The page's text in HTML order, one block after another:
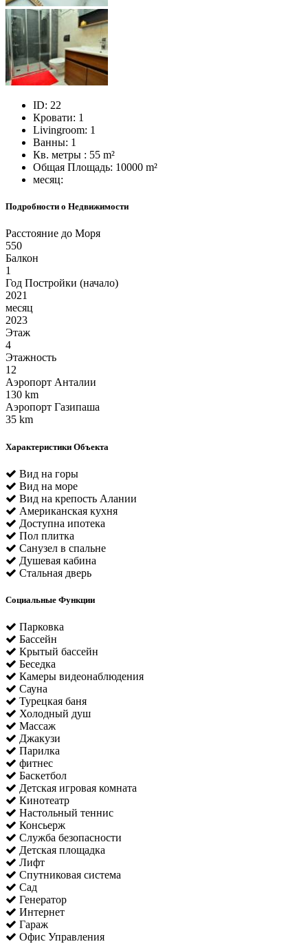
ID: 22
Кровати: 1
Livingroom: 1
Ванны: 1
Кв. метры : 55 m²
Общая Площадь: 10000 m²
месяц:
Подробности о Недвижимости
Расстояние до Моря
550
Балкон
1
Год Постройки (начало)
2021
месяц
2023
Этаж
4
Этажность
12
Аэропорт Анталии
130 km
Аэропорт Газипаша
35 km
Характеристики Объекта
Вид на горы
Вид на море
Вид на крепость Алании
Американская кухня
Доступна ипотека
Пол плитка
Санузел в спальне
Душевая кабина
Стальная дверь
Социальные Функции
Парковка
Бассейн
Крытый бассейн
Беседка
Камеры видеонаблюдения
Сауна
Турецкая баня
Холодный душ
Массаж
Джакузи
Парилка
фитнес
Баскетбол
Детская игровая комната
Кинотеатр
Настольный теннис
Консьерж
Служба безопасности
Детская площадка
Лифт
Спутниковая система
Сад
Генератор
Интернет
Гараж
Офис Управления